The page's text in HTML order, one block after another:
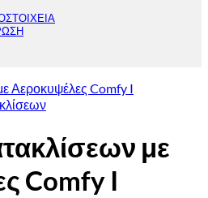
με
Comfy I